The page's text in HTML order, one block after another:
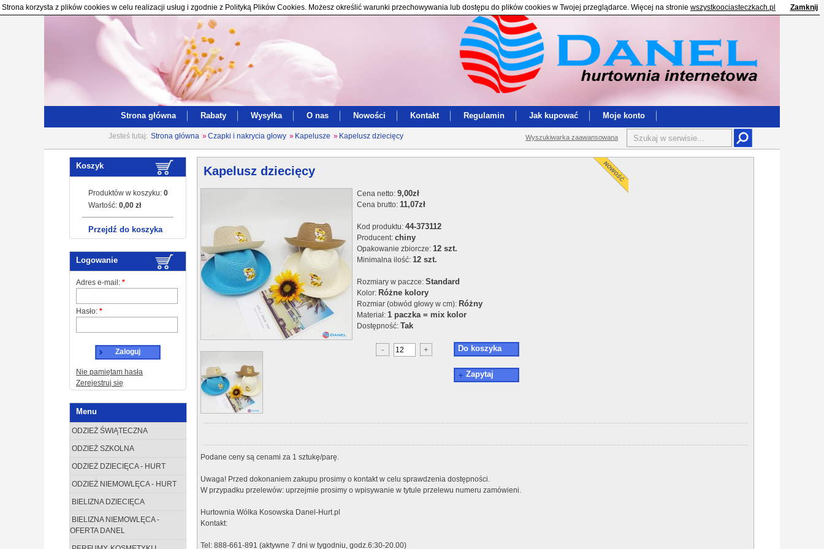
Strona korzysta z plików cookies w celu realizacji usług i zgodnie z Polityką Plików Cookies. Możesz określić warunki przechowywania lub dostępu do plików cookies w Twojej przeglądarce. Więcej na stronie wszystkoociasteczkach.pl Zamknij
Wyszukiwarka zaawansowana
Strona główna Rabaty Wysyłka O nas Nowości Kontakt Regulamin Jak kupować Moje konto
Jesteś tutaj: Strona główna »Czapki i nakrycia głowy » Kapelusze » Kapelusz dziecięcy
Koszyk
Produktów w koszyku: 0
Wartość: 0,00 zł
Przejdź do koszyka
Logowanie
Adres e-mail: *
Hasło: *
Zaloguj
Nie pamiętam hasła
Zerejestruj się
Menu
ODZIEŻ ŚWIĄTECZNA
ODZIEŻ SZKOLNA
ODZIEŻ DZIECIĘCA - HURT
ODZIEŻ NIEMOWLĘCA - HURT
BIELIZNA DZIECIĘCA
BIELIZNA NIEMOWLĘCA -
OFERTA DANEL
Kapelusz dziecięcy
Cena netto: 9,00zł
Cena brutto: 11,07zł
Kod produktu: 44-373112
Producent: chiny
Opakowanie zbiorcze: 12 szt.
Minimalna ilość: 12 szt.
Rozmiary w paczce: Standard
Kolor: Różne kolory
Rozmiar (obwód głowy w cm): Różny
Materiał: 1 paczka = mix kolor
Dostępność: Tak
- + Do koszyka
Zapytaj
Podane ceny są cenami za 1 sztukę/parę.
Uwaga! Przed dokonaniem zakupu prosimy o kontakt w celu sprawdzenia dostępności.
W przypadku przelewów: uprzejmie prosimy o wpisywanie w tytule przelewu numeru zamówieni.
Hurtownia Wólka Kosowska Danel-Hurt.pl
Kontakt:
Tel: 888-661-891 (aktywne 7 dni w tygodniu, godz.6:30-20.00)